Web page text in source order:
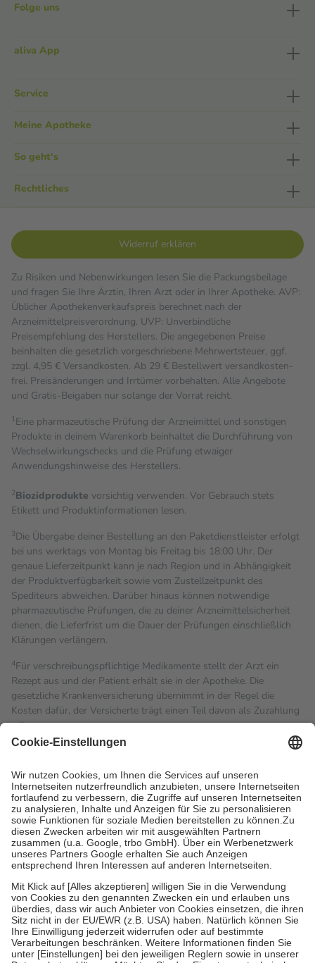
Folge uns
aliva App
Service
Meine Apotheke
So geht's
Rechtliches
Widerruf erklären
Zu Risiken und Nebenwirkungen lesen Sie die Packungsbeilage
und fragen Sie Ihre Ärztin, Ihren Arzt oder in Ihrer Apotheke. AVP:
Üblicher Apothekenverkaufspreis berechnet nach der
Arzneimittelpreisverordnung. UVP: Unverbindliche
Preisempfehlung des Herstellers. Die angegebenen Preise
beinhalten die gesetzlich vorgeschriebene Mehrwertsteuer, ggf.
zzgl. 4,95 € Versandkosten. Ab 29 € Bestell­wert versand­kosten­
frei. Preisänderungen und Irrtümer vorbehalten. Alle Angebote
und Gratis-Beigaben nur solange der Vorrat reicht.
1Eine pharmazeutische Prüfung der Arzneimittel und sonstigen
Produkte in deinem Warenkorb beinhaltet die Durchführung von
Wechselwirkungschecks und die Prüfung etwaiger
Anwendungshinweise des Herstellers.
2Biozidprodukte vorsichtig verwenden. Vor Gebrauch stets
Etikett und Produktinformationen lesen.
3Die Übergabe deiner Bestellung an den Paketdienstleister erfolgt
bei uns werktags von Montag bis Freitag bis 18:00 Uhr. Der
genaue Lieferzeitpunkt kann je nach Region und in Abhängigkeit
der Produktverfügbarkeit sowie vom Zustellzeitpunkt des
Spediteurs abweichen. Darüber hinaus können notwendige
pharmazeutische Prüfungen, die zu deiner Arzneimittelsicherheit
dienen, die Lieferfrist um die Dauer der Prüfungen einschließlich
Klärungen verlängern.
4Für verschreibungspflichtige Medikamente stellt der Arzt ein
Rezept aus und der Patient erhält sie in der Apotheke. Die
gesetzliche Krankenversicherung übernimmt in der Regel die
Kosten dafür, der Versicherte trägt einen Teil davon als Zuzahlung
mit.
Grundsätzlich leisten Mitglieder Zuzahlungen in Höhe von zehn
höchstens zehn Euro.
Es sind jedoch nie mehr als die
tatsächlichen Kosten der Leistung zu entrichten.
Diese Regeln gelten grundsätzlich auch für Online-Apotheken.
Bei Heilmitteln und häuslicher Krankenpflege beträgt die
Zuzahlung zehn Prozent der Kosten sowie zehn Euro je
Verordnung.
Um das Engagement der Versicherten für ihre eigene Gesundheit
zu stärken und die besondere Stellung der Familie zu unterstützen,
fallenkeine Zuzahlungenan bei:
• Kindern und Jugendlichen bis zum vollendeten 18. Lebensjahr
mit Ausnahme der Fahrkosten
• Untersuchungen zur Vorsorge und Früherkennung, die von der
GKV getragen werden